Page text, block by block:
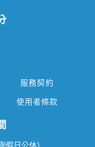
服務契約
使用者條款
假日公休）